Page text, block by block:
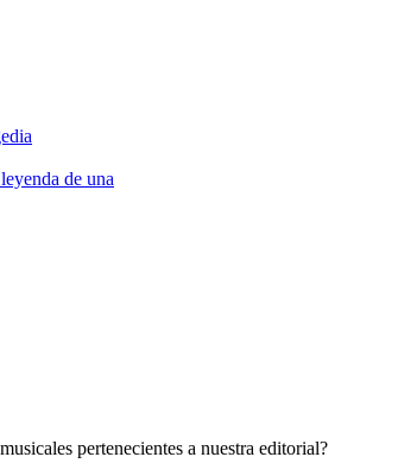
de una
pertenecientes a nuestra editorial?